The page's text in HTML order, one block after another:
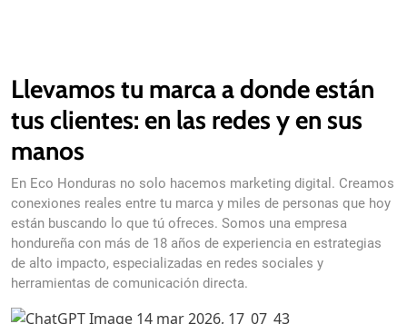
Llevamos tu marca a donde están
tus clientes: en las redes y en sus
manos
En Eco Honduras no solo hacemos marketing digital. Creamos
conexiones reales entre tu marca y miles de personas que hoy
están buscando lo que tú ofreces. Somos una empresa
hondureña con más de 18 años de experiencia en estrategias
de alto impacto, especializadas en redes sociales y
herramientas de comunicación directa.